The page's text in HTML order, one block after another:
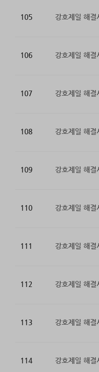
105 강호제일 해
106 강호제일 해
107 강호제일 해
108 강호제일 해
109 강호제일 해
110 강호제일 해
111 강호제일 해
112 강호제일 해
113 강호제일 해
114 강호제일 해